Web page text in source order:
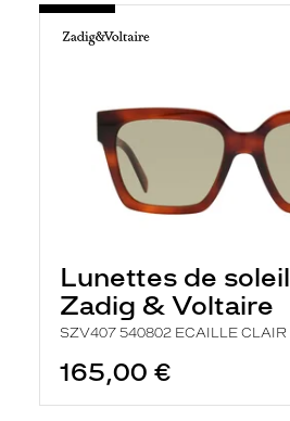
Lunettes de soleil
Zadig & Voltaire
SZV407 540802 ECAILLE CLAIR
165,00 €